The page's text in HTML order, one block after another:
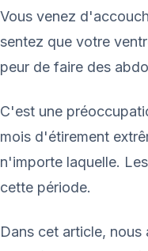
Vous venez
sentez que votre
peur de faire des
C'est une
mois d'étirement
n'importe laquelle.
cette période.
Dans cet article,